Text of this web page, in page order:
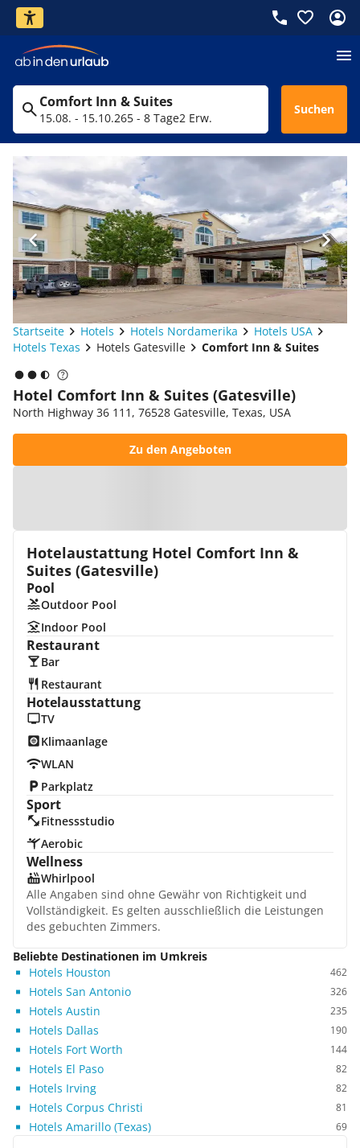
Comfort Inn & Suites
15.08. - 15.10.265 - 8 Tage2 Erw.
Suchen
Startseite Hotels Hotels Nordamerika
Hotels USA
Hotels Texas
Hotels Gatesville Comfort Inn & Suites
Hotel Comfort Inn & Suites (Gatesville)
North Highway 36 111, 76528 Gatesville, Texas, USA
Zu den Angeboten
Hotelaustattung Hotel Comfort Inn &
Suites (Gatesville)
Pool
Outdoor Pool
Indoor Pool
Restaurant
Bar
Restaurant
Hotelausstattung
TV
Klimaanlage
WLAN
Parkplatz
Sport
Fitnessstudio
Aerobic
Wellness
Whirlpool
Alle Angaben sind ohne Gewähr von Richtigkeit und
Vollständigkeit. Es gelten ausschließlich die Leistungen
des gebuchten Zimmers.
Beliebte Destinationen im Umkreis
Hotels Houston
462
Hotels San Antonio 326
Hotels Austin 235
Hotels Dallas 190
Hotels Fort Worth 144
Hotels El Paso 82
Hotels Irving 82
Hotels Corpus Christi 81
Hotels Amarillo (Texas) 69